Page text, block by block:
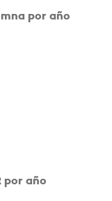
por año
por año